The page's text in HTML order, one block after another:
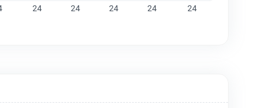
24 24 24 24 24